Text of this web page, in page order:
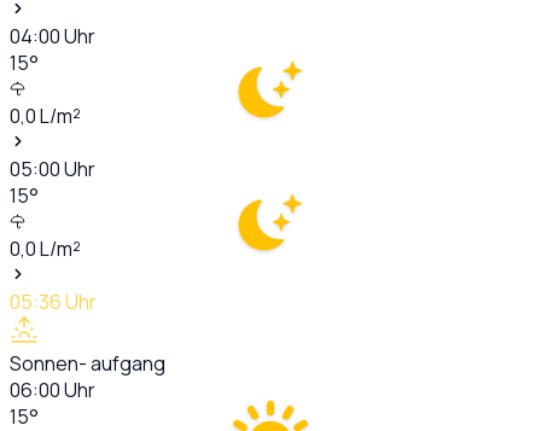
04:00Uhr
15°
0,0L/m²
05:00Uhr
15°
0,0L/m²
05:36Uhr
Sonnen- aufgang
06:00Uhr
15°